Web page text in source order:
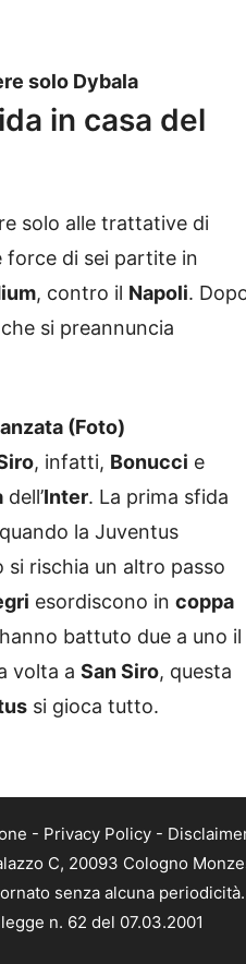
solo Dybala
in casa del
solo alle trattative di
force di sei partite in
, contro il Napoli.
si preannuncia
(Foto)
, infatti, Bonucci e
dell’Inter. La prima sfida
la Juventus
si rischia un altro passo
esordiscono in coppa
battuto due a uno il
volta a San Siro, questa
si gioca tutto.
- Privacy Policy -
C, 20093 Cologno
senza alcuna
n. 62 del 07.03.2001